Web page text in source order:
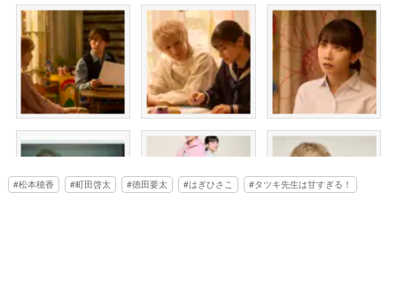
松本穂香 町田啓太 徳田要太 はぎひさこ タツキ先生は甘すぎる！